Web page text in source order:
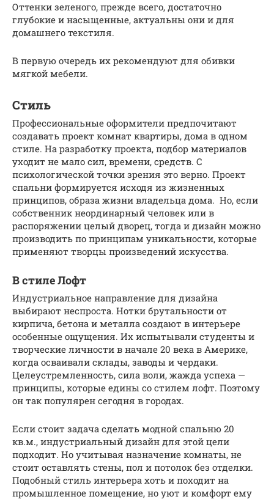
Оттенки зеленого, прежде всего, достаточно
глубокие и насыщенные, актуальны они и для
домашнего текстиля.
В первую очередь их рекомендуют для обивки
мягкой мебели.
Стиль
Профессиональные оформители предпочитают
создавать проект комнат квартиры, дома в одном
стиле. На разработку проекта, подбор материалов
уходит не мало сил, времени, средств. С
психологической точки зрения это верно. Проект
спальни формируется исходя из жизненных
принципов, образа жизни владельца дома. Но, если
собственник неординарный человек или в
распоряжении целый дворец, тогда и дизайн можно
производить по принципам уникальности, которые
применяют творцы произведений искусства.
В стиле Лофт
Индустриальное направление для дизайна
выбирают неспроста. Нотки брутальности от
кирпича, бетона и металла создают в интерьере
особенные ощущения. Их испытывали студенты и
творческие личности в начале 20 века в Америке,
когда осваивали склады, заводы и чердаки.
Целеустремленность, сила воли, жажда успеха —
принципы, которые едины со стилем лофт. Поэтому
он так популярен сегодня в городах.
Если стоит задача сделать модной спальню 20
кв.м., индустриальный дизайн для этой цели
подходит. Но учитывая назначение комнаты, не
стоит оставлять стены, пол и потолок без отделки.
Подобный стиль интерьера хоть и походит на
промышленное помещение, но уют и комфорт ему